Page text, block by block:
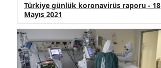
Türkiye günlük koronavirüs raporu - 18
Mayıs 2021